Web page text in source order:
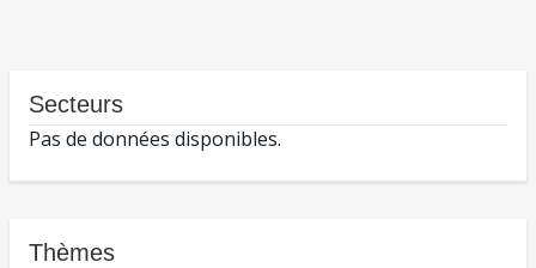
Secteurs
Pas de données disponibles.
Thèmes